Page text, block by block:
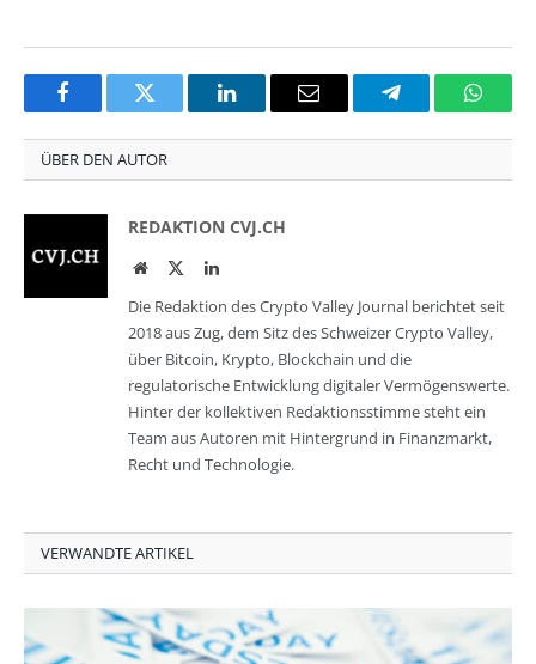
FacebookTwitter LinkedInEmail Telegram
ÜBER DEN AUTOR
REDAKTION CVJ.CH
WebsiteTwitterLinkedIn
Die Redaktion des Crypto Valley Journal berichtet seit
2018 aus Zug, dem Sitz des Schweizer Crypto Valley,
über Bitcoin, Krypto, Blockchain und die
regulatorische Entwicklung digitaler Vermögenswerte.
Hinter der kollektiven Redaktionsstimme steht ein
Team aus Autoren mit Hintergrund in Finanzmarkt,
Recht und Technologie.
VERWANDTE ARTIKEL